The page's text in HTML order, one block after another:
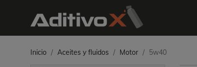
Inicio Aceites y fluidos Motor 5w40